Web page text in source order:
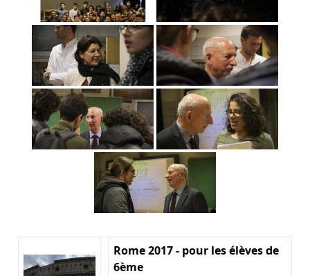
Rome 2017 - pour les élèves de
6ème